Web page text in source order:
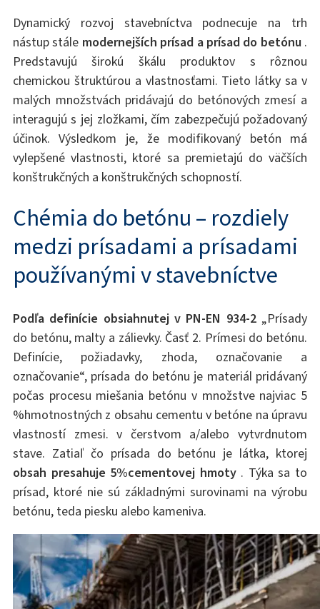
Dynamický rozvoj stavebníctva podnecuje na trh
nástup stále modernejších prísad a prísad do betónu.
Predstavujú širokú škálu produktov s rôznou
chemickou štruktúrou a vlastnosťami. Tieto látky sa v
malých množstvách pridávajú do betónových zmesí a
interagujú s jej zložkami, čím zabezpečujú požadovaný
účinok. Výsledkom je, že modifikovaný betón má
vylepšené vlastnosti, ktoré sa premietajú do väčších
konštrukčných a konštrukčných schopností.
Chémia do betónu – rozdiely
medzi prísadami a prísadami
používanými v stavebníctve
Podľa definície obsiahnutej v PN-EN 934-2„Prísady
do betónu, malty a zálievky. Časť 2. Prímesi do betónu.
Definície, požiadavky, zhoda, označovanie a
označovanie“, prísada do betónu je materiál pridávaný
počas procesu miešania betónu v množstve najviac 5
%hmotnostných z obsahu cementu v betóne na úpravu
vlastností zmesi. v čerstvom a/alebo vytvrdnutom
stave. Zatiaľ čo prísada do betónu je látka, ktorej
obsah presahuje 5%cementovej hmoty. Týka sa to
prísad, ktoré nie sú základnými surovinami na výrobu
betónu, teda piesku alebo kameniva.